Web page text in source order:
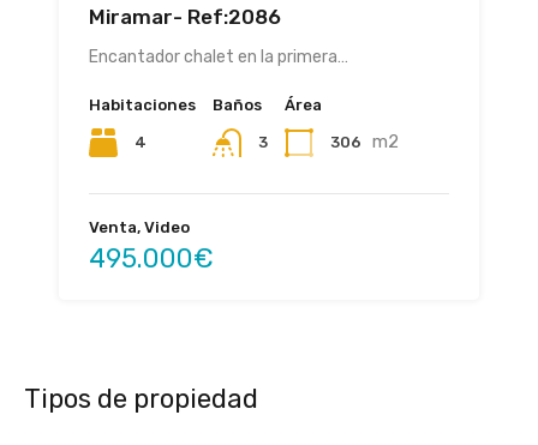
Miramar- Ref:2086
Encantador chalet en la primera…
Habitaciones
4
Baños
3
Área
306 m2
Venta, Video
495.000€
Tipos de propiedad